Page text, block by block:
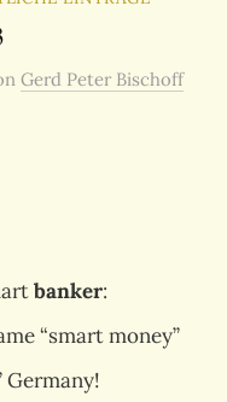
Gerd Peter Bischoff
banker:
“smart money”